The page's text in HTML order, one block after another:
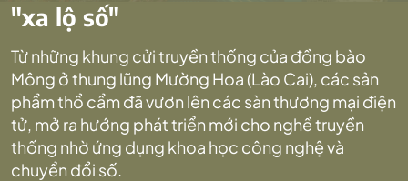
"xa lộ số"
Từ những khung cửi truyền thống của đồng bào
Mông ở thung lũng Mường Hoa (Lào Cai), các sản
phẩm thổ cẩm đã vươn lên các sàn thương mại điện
tử, mở ra hướng phát triển mới cho nghề truyền
thống nhờ ứng dụng khoa học công nghệ và
chuyển đổi số.